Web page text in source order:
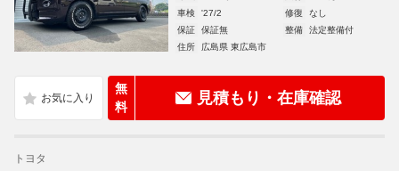
車検
'27/2 修復
なし
保証
保証無 整備
法定整備付
住所
広島県 東広島市
無
料
見積もり・在庫確認
トヨタ